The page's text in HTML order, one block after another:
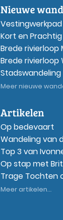
Nieuwe
Vestingwerkpad
Kort en Prachtig
Brede rivierloop
Brede rivierloop
Meer nieuwe
Artikelen
Op bedevaart
Wandeling van
Top 3 van
Op stap met
Trage Tochten
Meer artikelen...